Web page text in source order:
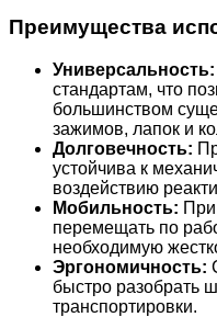
Преимущества
Универсальность:
стандартам, что
большинством
зажимов, лапок и
Долговечность:
устойчива к
воздействию
Мобильность: При
перемещать по
необходимую
Эргономичность:
быстро разобрать
транспортировки.